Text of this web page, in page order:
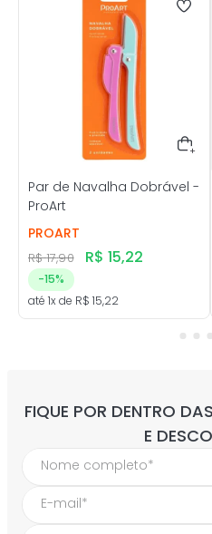
Par de Navalha Dobrável -
ProArt
PROART
R$ 17,90 R$ 15,22
-15%
até 1x de R$ 15,22
FIQUE POR DENTRO
E